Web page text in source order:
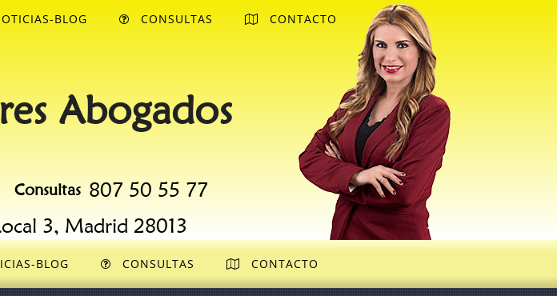
Abogados
Consultas 807 50 55 77
3, Madrid 28013
BLOG CONSULTAS CONTACTO
BLOG CONSULTAS CONTACTO